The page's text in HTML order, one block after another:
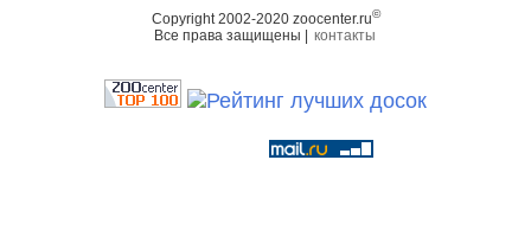
Copyright 2002-2020 zoocenter.ru©
Все права защищены | контакты